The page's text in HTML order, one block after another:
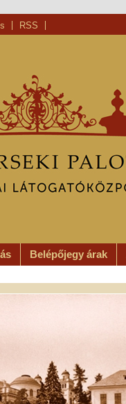
RSS
Belépőjegy árak